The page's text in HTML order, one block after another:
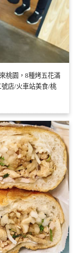
桃園，8種烤五花滿
店/火車站美食/桃